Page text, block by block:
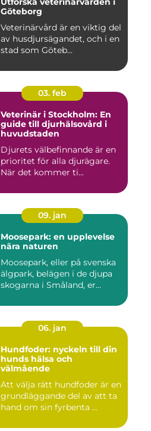
Göteborg
Veterinärvård är en viktig del
av husdjursägandet, och i en
stad som Göteb...
03. feb
Veterinär i Stockholm: En
guide till djurhälsovård i
huvudstaden
Djurets välbefinnande är en
prioritet för alla djurägare.
När det kommer ti...
09. jan
Moosepark: en upplevelse
nära naturen
Moosepark, eller på svenska
älgpark, belägen i de djupa
skogarna i Småland, er...
06. jan
Hundfoder: nyckeln till din
hunds hälsa och
välmående
Att välja rätt hundfoder är en
grundläggande del av att ta
hand om sin fyrbenta ...